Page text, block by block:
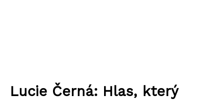
Lucie Černá: Hlas, který